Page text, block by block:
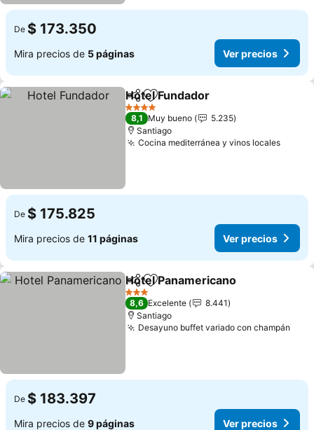
De $ 173.350
Mira precios de 5 páginas Ver precios
CompartirAgregar a favoritos
Hotel Fundador
4 Estrellas
8,1 Muy bueno
5.235
Santiago
Cocina mediterránea y vinos locales
De $ 175.825
Mira precios de 11 páginas Ver precios
CompartirAgregar a favoritos
Hotel Panamericano
3 Estrellas
8,6 Excelente
8.441
Santiago
Desayuno buffet variado con champán
De $ 183.397
Mira precios de 9 páginas Ver precios